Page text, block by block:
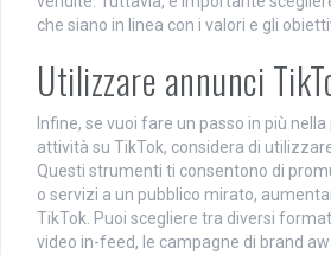
che siano in linea con i valori e gli
Utilizzare annunci
Infine, se vuoi fare un passo in più
attività su TikTok, considera di
Questi strumenti ti consentono di
o servizi a un pubblico mirato,
TikTok. Puoi scegliere tra diversi
video in-feed, le campagne di brand